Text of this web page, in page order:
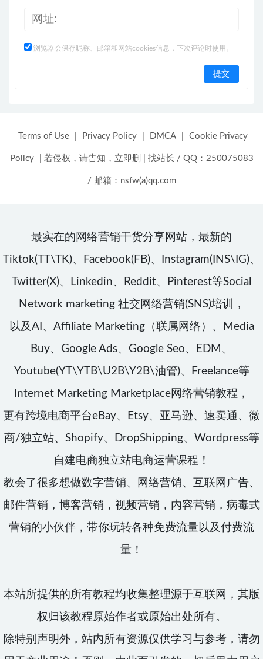
浏览器会保存昵称、邮箱和网站cookies信息，下次评论时使用。
Terms of Use Privacy Policy DMCA Cookie Privacy
Policy 若侵权，请告知，立即删 找站长 / QQ：250075083
/ 邮箱：nsfw(a)qq.com
最实在的网络营销干货分享网站，最新的
Tiktok(TT\TK)、Facebook(FB)、Instagram(INS\IG)、
Twitter(X)、Linkedin、Reddit、Pinterest等Social
Network marketing 社交网络营销(SNS)培训，
以及AI、Affiliate Marketing（联属网络）、Media
Buy、Google Ads、Google Seo、EDM、
Youtube(YT\YTB\U2B\Y2B\油管)、Freelance等
Internet Marketing Marketplace网络营销教程，
更有跨境电商平台eBay、Etsy、亚马逊、速卖通、微
商/独立站、Shopify、DropShipping、Wordpress等
自建电商独立站电商运营课程！
教会了很多想做数字营销、网络营销、互联网广告、
邮件营销，博客营销，视频营销，内容营销，病毒式
营销的小伙伴，带你玩转各种免费流量以及付费流
量！
本站所提供的所有教程均收集整理源于互联网，其版
权归该教程原始作者或原始出处所有。
除特别声明外，站内所有资源仅供学习与参考，请勿